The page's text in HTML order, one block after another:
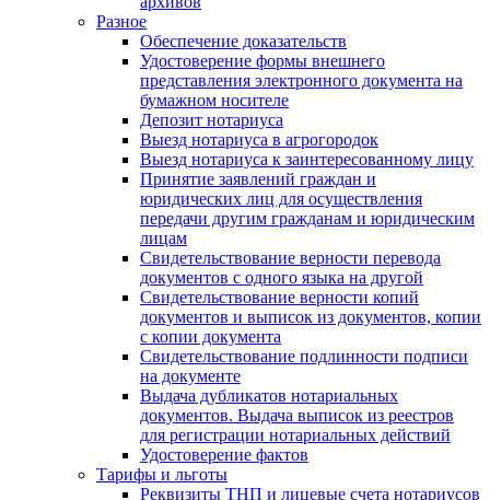
Разное
Обеспечение доказательств
Удостоверение формы внешнего
представления электронного документа на
бумажном носителе
Депозит нотариуса
Выезд нотариуса в агрогородок
Выезд нотариуса к заинтересованному лицу
Принятие заявлений граждан и
юридических лиц для осуществления
передачи другим гражданам и юридическим
лицам
Свидетельствование верности перевода
документов с одного языка на другой
Свидетельствование верности копий
документов и выписок из документов, копии
с копии документа
Свидетельствование подлинности подписи
на документе
Выдача дубликатов нотариальных
документов. Выдача выписок из реестров
для регистрации нотариальных действий
Удостоверение фактов
Тарифы и льготы
Реквизиты ТНП и лицевые счета нотариусов